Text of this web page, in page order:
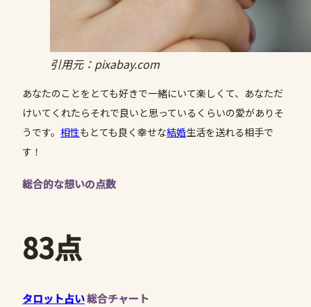
引用元：pixabay.com
あなたのことをとても好きで一緒にいて楽しくて、あなただ
けいてくれたらそれで良いと思っているくらいの愛がありそ
うです。 相性もとても良く幸せな結婚生活を送れる相手で
す！
総合的な想いの点数
83点
タロット占い総合チャート